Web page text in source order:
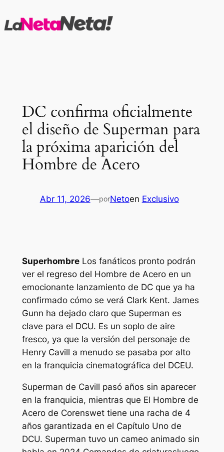
al
DC confirma oficialmente
el diseño de Superman para
la próxima aparición del
Hombre de Acero
Abr 11, 2026—porNetoen Exclusivo
SuperhombreLos fanáticos pronto podrán
ver el regreso del Hombre de Acero en un
emocionante lanzamiento de DC que ya ha
confirmado cómo se verá Clark Kent. James
Gunn ha dejado claro que Superman es
clave para el DCU. Es un soplo de aire
fresco, ya que la versión del personaje de
Henry Cavill a menudo se pasaba por alto
en la franquicia cinematográfica del DCEU.
Superman de Cavill pasó años sin aparecer
en la franquicia, mientras que El Hombre de
Acero de Corenswet tiene una racha de 4
años garantizada en el Capítulo Uno de
DCU. Superman tuvo un cameo animado sin